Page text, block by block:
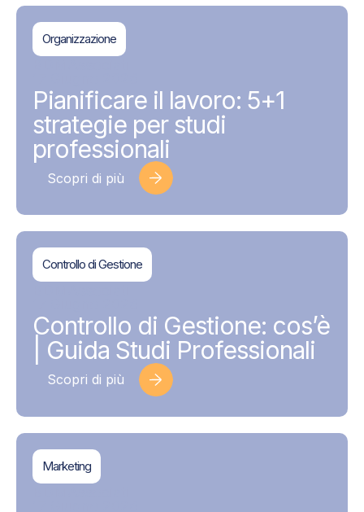
Organizzazione
Pianificare il lavoro: 5+1
strategie per studi
professionali
Scopri di più
Controllo di Gestione
Controllo di Gestione: cos’è
| Guida Studi Professionali
Scopri di più
Marketing